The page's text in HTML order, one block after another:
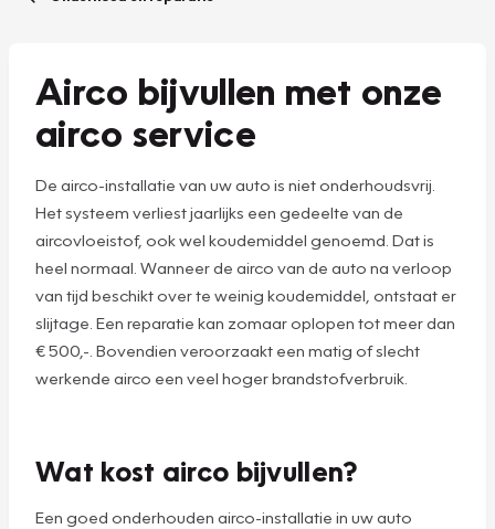
Airco bijvullen met onze
airco service
De airco-installatie van uw auto is niet onderhoudsvrij.
Het systeem verliest jaarlijks een gedeelte van de
aircovloeistof, ook wel koudemiddel genoemd. Dat is
heel normaal. Wanneer de airco van de auto na verloop
van tijd beschikt over te weinig koudemiddel, ontstaat er
slijtage. Een reparatie kan zomaar oplopen tot meer dan
€ 500,-. Bovendien veroorzaakt een matig of slecht
werkende airco een veel hoger brandstofverbruik.
Wat kost airco bijvullen?
Een goed onderhouden airco-installatie in uw auto